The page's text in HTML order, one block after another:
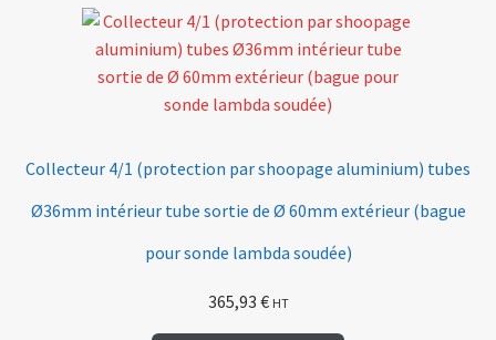
Collecteur 4/1 (protection par shoopage aluminium) tubes
Ø36mm intérieur tube sortie de Ø 60mm extérieur (bague
pour sonde lambda soudée)
365,93 € HT